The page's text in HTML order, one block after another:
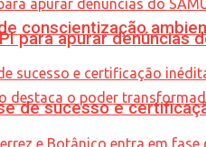
conscientização
para apurar denúncias
de sucesso e